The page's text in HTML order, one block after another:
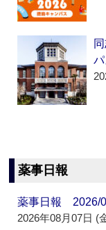
薬事日報
薬事日報 2026/
2026年08月07日 (